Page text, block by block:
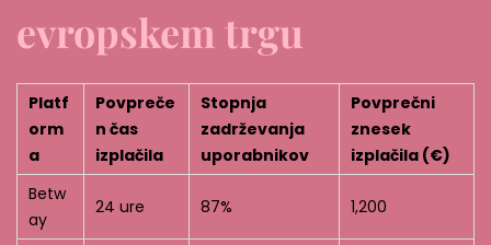
evropskem trgu
Platf
orm
a
Povpreče
n čas
izplačila
Stopnja
zadrževanja
uporabnikov
Povprečni
znesek
izplačila (€)
Betw
ay
24 ure 87% 1,200